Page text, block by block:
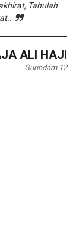
Tahulah
ALI HAJI
Gurindam 12